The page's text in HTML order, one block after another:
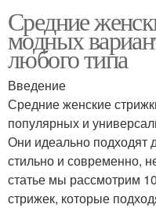
Средние
модных
любого типа
Введение
Средние женские
популярных и
Они идеально подходят
стильно и современно,
статье мы рассмотрим
стрижек, которые